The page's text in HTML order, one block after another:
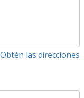
Obtén las direcciones